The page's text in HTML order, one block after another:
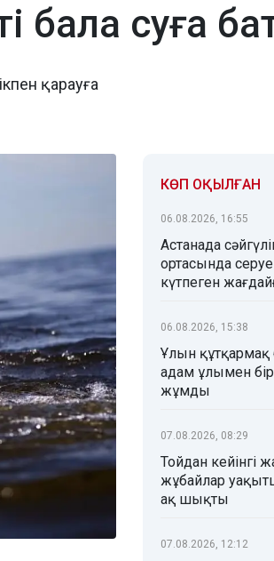
бала суға
қарауға
КӨП ОҚЫЛҒАН
06.08.2026, 16:55
Астанада
ортасында
күтпеген
06.08.2026, 15:38
Ұлын құтқармақ
адам ұлымен
жұмды
07.08.2026, 08:29
Тойдан кейінгі
жұбайлар
ақ шықты
07.08.2026, 12:12